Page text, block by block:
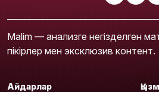
Malim — анализге негізделген
пікірлер мен эксклюзив контент.
Айдарлар